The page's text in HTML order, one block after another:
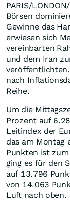
PARIS/
Börsen
Gewinne das
erwiesen sich
vereinbarten
und dem Iran
nach
Reihe.
Um die
Prozent auf
Leitindex der
das am Montag
Punkten ist
ging es für den
auf 13.796
von 14.063
Luft nach oben.